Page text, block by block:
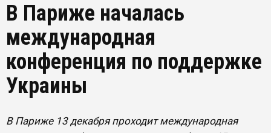
В Париже началась
международная
конференция по поддержке
Украины
В Париже 13 декабря проходит международная